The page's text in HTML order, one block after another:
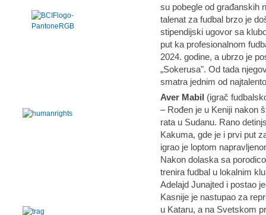
su pobegle od građanskih
talenat za fudbal brzo je
stipendijski ugovor sa
put ka profesionalnom
2024. godine, a ubrzo je
„Sokerusa". Od tada
smatra jednim od
Aver Mabil (igrač
– Rođen je u Keniji nakon
rata u Sudanu. Rano
Kakuma, gde je i prvi put
igrao je loptom
Nakon dolaska sa
trenira fudbal u lokalnim
Adelajd Junajted i postao
Kasnije je nastupao za
u Kataru, a na Svetskom